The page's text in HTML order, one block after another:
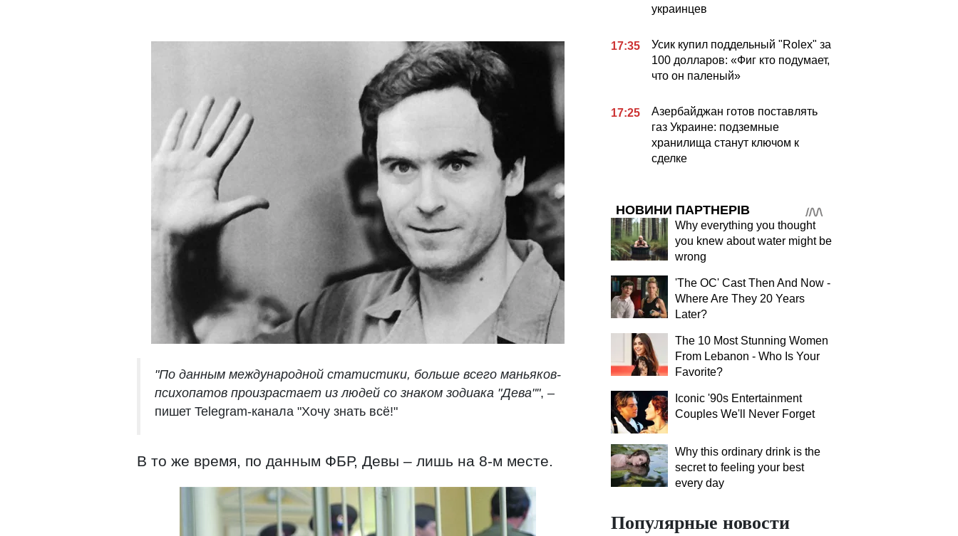
"По данным международной статистики, больше всего маньяков-
психопатов произрастает из людей со знаком зодиака "Дева"", –
пишет Telegram-канала "Хочу знать всё!"
В то же время, по данным ФБР, Девы – лишь на 8-м месте.
украинцев
17:35
Усик купил поддельный "Rolex" за
100 долларов: «Фиг кто подумает,
что он паленый»
17:25
Азербайджан готов поставлять
газ Украине: подземные
хранилища станут ключом к
сделке
НОВИНИ ПАРТНЕРІВ
Why everything you thought
you knew about water might be
wrong
'The OC' Cast Then And Now -
Where Are They 20 Years
Later?
The 10 Most Stunning Women
From Lebanon - Who Is Your
Favorite?
Iconic '90s Entertainment
Couples We'll Never Forget
Why this ordinary drink is the
secret to feeling your best
every day
Популярные новости